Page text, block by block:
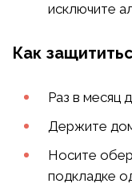
исключите
Как
Раз в месяц
Держите
Носите
подкладке